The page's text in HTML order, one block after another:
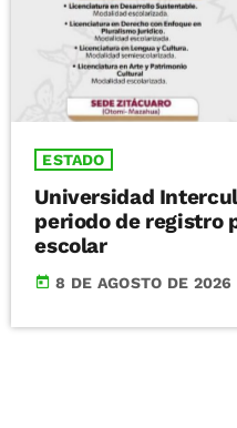
ESTADO
Universidad
periodo de registro
escolar
today 8 DE AGOSTO DE 2026